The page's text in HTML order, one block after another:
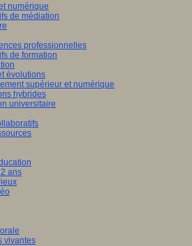
numérique
de médiation
professionnelles
de formation
évolutions
supérieur et numérique
hybrides
universitaire
ans
vivantes